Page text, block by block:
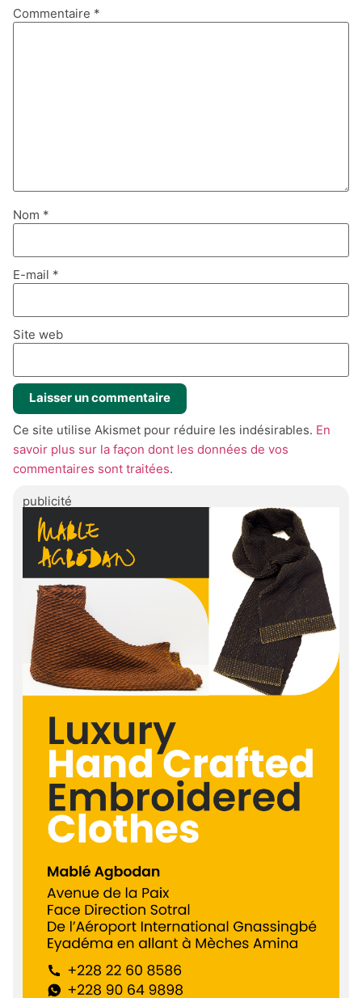
Commentaire *
Nom *
E-mail *
Site web
Ce site utilise Akismet pour réduire les indésirables. En
savoir plus sur la façon dont les données de vos
commentaires sont traitées.
publicité